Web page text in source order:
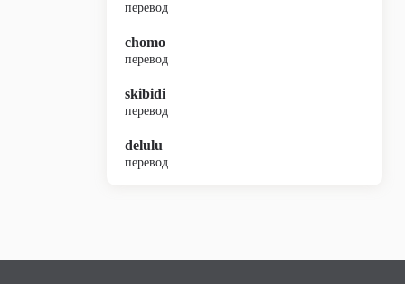
перевод
chomo
перевод
skibidi
перевод
delulu
перевод